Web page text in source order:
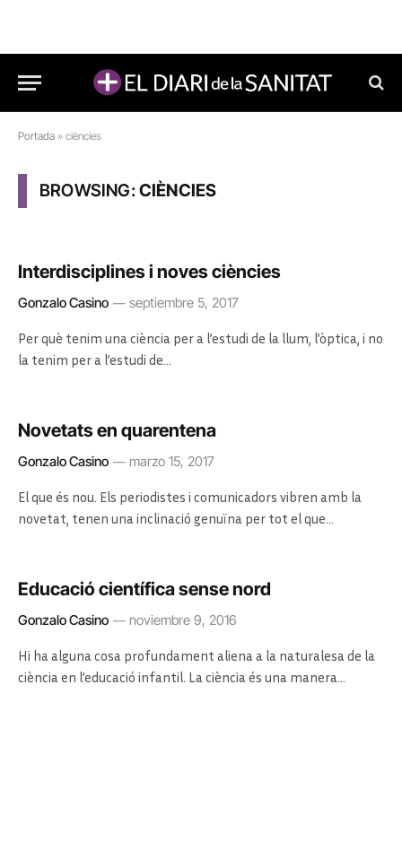
Portada » ciències
BROWSING:CIÈNCIES
Interdisciplines i noves ciències
Gonzalo Casino septiembre 5, 2017
Per què tenim una ciència per a l’estudi de la llum, l’òptica, i no
la tenim per a l’estudi de…
Novetats en quarentena
Gonzalo Casino marzo 15, 2017
El que és nou. Els periodistes i comunicadors vibren amb la
novetat, tenen una inclinació genuïna per tot el que…
Educació científica sense nord
Gonzalo Casino noviembre 9, 2016
Hi ha alguna cosa profundament aliena a la naturalesa de la
ciència en l’educació infantil. La ciència és una manera…